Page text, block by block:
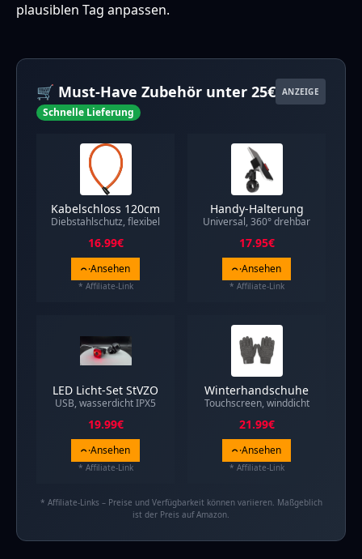
plausiblen Tag anpassen.
🛒 Must-Have Zubehör unter 25€ ANZEIGE
Schnelle Lieferung
Kabelschloss 120cm
Diebstahlschutz, flexibel
16.99€
Ansehen
* Affiliate-Link
Handy-Halterung
Universal, 360° drehbar
17.95€
Ansehen
* Affiliate-Link
LED Licht-Set StVZO
USB, wasserdicht IPX5
19.99€
Ansehen
* Affiliate-Link
Winterhandschuhe
Touchscreen, winddicht
21.99€
Ansehen
* Affiliate-Link
* Affiliate-Links – Preise und Verfügbarkeit können variieren. Maßgeblich
ist der Preis auf Amazon.